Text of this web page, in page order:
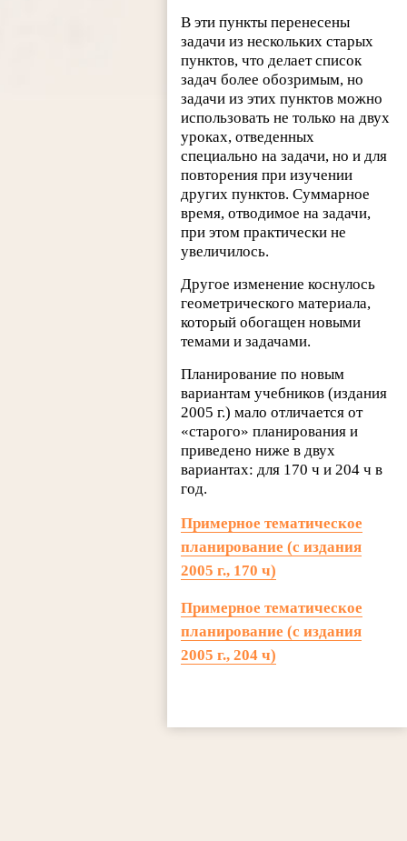
В эти пункты перенесены
задачи из нескольких старых
пунктов, что делает список
задач более обозримым, но
задачи из этих пунктов можно
использовать не только на двух
уроках, отведенных
специально на задачи, но и для
повторения при изучении
других пунктов. Суммарное
время, отводимое на задачи,
при этом практически не
увеличилось.
Другое изменение коснулось
геометрического материала,
который обогащен новыми
темами и задачами.
Планирование по новым
вариантам учебников (издания
2005 г.) мало отличается от
«старого» планирования и
приведено ниже в двух
вариантах: для 170 ч и 204 ч в
год.
Примерное тематическое
планирование (с издания
2005 г., 170 ч)
Примерное тематическое
планирование (с издания
2005 г., 204 ч)